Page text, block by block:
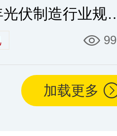
伏制造行业规
99
加载更多